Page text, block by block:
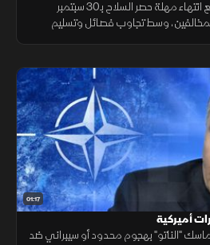
تستعد بغداد لفرض سلطتها مع انتهاء مهلة حصر السلاح بـ30 سبتمبر
وسط تجاوب فصائل وتسليم
01:17
أميركية
تماسك "الناتو" بهجوم محدود أو سيبراني ضد